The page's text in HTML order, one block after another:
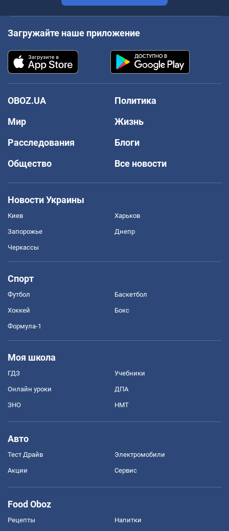
Загружайте наше приложение
OBOZ.UA
Политика
Мир
Жизнь
Расследования
Блоги
Общество
Все новости
Новости Украины
Киев Харьков
Запорожье Днепр
Черкассы
Спорт
Футбол Баскетбол
Хоккей Бокс
Формула-1
Моя школа
ГДЗ Учебники
Онлайн уроки ДПА
ЗНО НМТ
Авто
Тест Драйв Электромобили
Акции Сервис
Food Oboz
Рецепты Напитки